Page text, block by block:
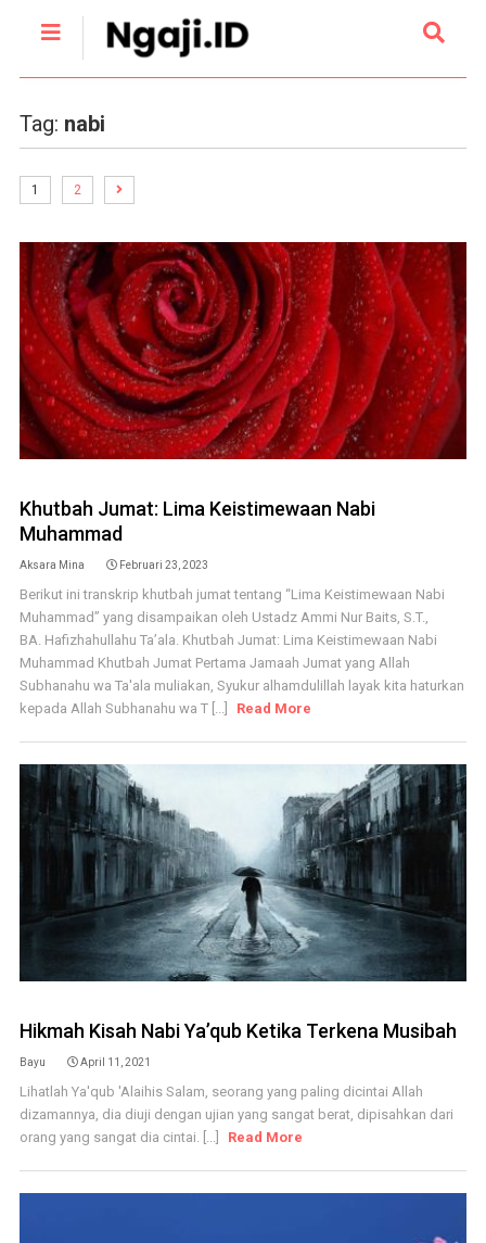
Tag: nabi
1 2
Khutbah Jumat: Lima Keistimewaan Nabi
Muhammad
Aksara Mina Februari 23, 2023
Berikut ini transkrip khutbah jumat tentang “Lima Keistimewaan Nabi
Muhammad” yang disampaikan oleh Ustadz Ammi Nur Baits, S.T.,
BA. Hafizhahullahu Ta’ala. Khutbah Jumat: Lima Keistimewaan Nabi
Muhammad Khutbah Jumat Pertama Jamaah Jumat yang Allah
Subhanahu wa Ta'ala muliakan, Syukur alhamdulillah layak kita haturkan
kepada Allah Subhanahu wa T [...]
Read More
Hikmah Kisah Nabi Ya’qub Ketika Terkena Musibah
Bayu April 11, 2021
Lihatlah Ya'qub 'Alaihis Salam, seorang yang paling dicintai Allah
dizamannya, dia diuji dengan ujian yang sangat berat, dipisahkan dari
orang yang sangat dia cintai. [...]
Read More